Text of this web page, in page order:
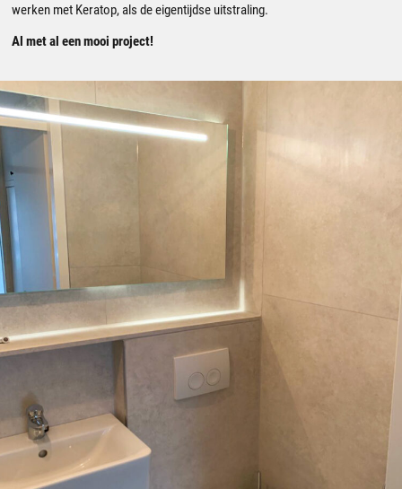
werken met Keratop, als de eigentijdse uitstraling.
Al met al een mooi project!